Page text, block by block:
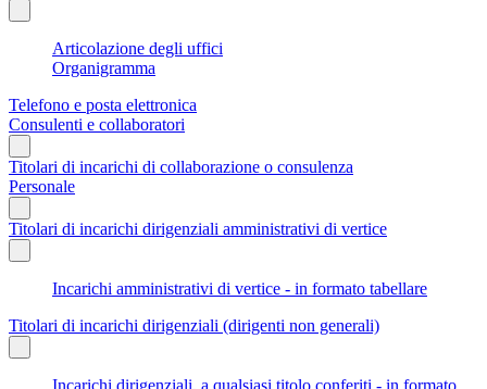
Articolazione degli uffici
Organigramma
Telefono e posta elettronica
Consulenti e collaboratori
Titolari di incarichi di collaborazione o consulenza
Personale
Titolari di incarichi dirigenziali amministrativi di vertice
Incarichi amministrativi di vertice - in formato tabellare
Titolari di incarichi dirigenziali (dirigenti non generali)
Incarichi dirigenziali, a qualsiasi titolo conferiti - in formato